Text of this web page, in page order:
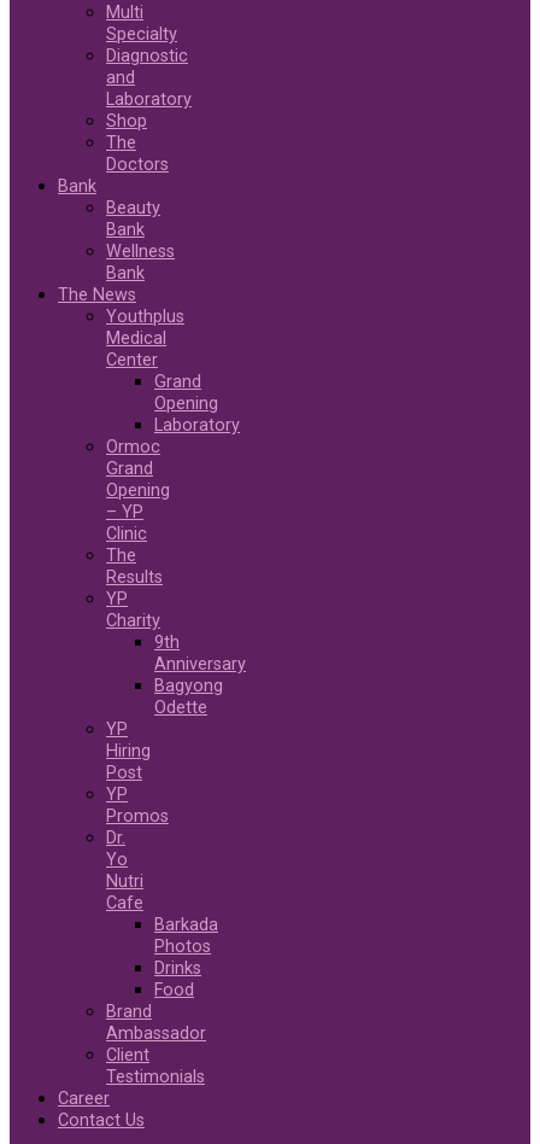
Multi
Specialty
Diagnostic
and
Laboratory
Shop
The
Doctors
Bank
Beauty
Bank
Wellness
Bank
The News
Youthplus
Medical
Center
Grand
Opening
Laboratory
Ormoc
Grand
Opening
– YP
Clinic
The
Results
YP
Charity
9th
Anniversary
Bagyong
Odette
YP
Hiring
Post
YP
Promos
Dr.
Yo
Nutri
Cafe
Barkada
Photos
Drinks
Food
Brand
Ambassador
Client
Testimonials
Career
Contact Us